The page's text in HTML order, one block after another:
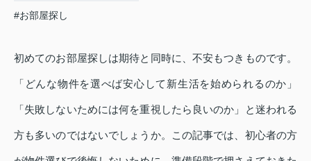
#お部屋探し
初めてのお部屋探しは期待と同時に、不安もつきものです。
「どんな物件を選べば安心して新生活を始められるのか」
「失敗しないためには何を重視したら良いのか」と迷われる
方も多いのではないでしょうか。この記事では、初心者の方